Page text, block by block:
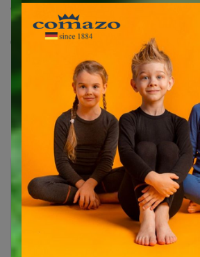
скором времени сделаю свой
Спасибо за данные советы!!!
2 3
Показаны записи 21-30